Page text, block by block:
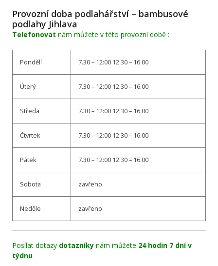
Provozní doba podlahářství – bambusové
podlahy Jihlava
Telefonovat nám můžete v této provozní době :
Pondělí 7.30 – 12:00 12.30 – 16.00
Úterý 7.30 – 12:00 12.30 – 16.00
Středa 7.30 – 12:00 12.30 – 16.00
Čtvrtek 7.30 – 12:00 12.30 – 16.00
Pátek 7.30 – 12:00 12.30 – 16.00
Sobota zavřeno
Neděle zavřeno
Posílat dotazy dotazníky nám můžete 24 hodin 7 dní v
týdnu